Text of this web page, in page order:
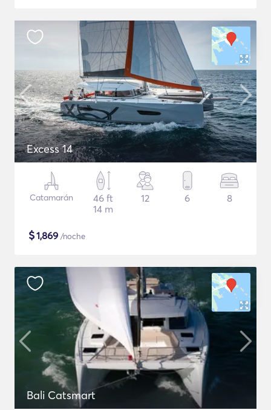
Excess 14
Catamarán
46 ft
14 m
12 6 8
$1,869 /noche
Bali Catsmart